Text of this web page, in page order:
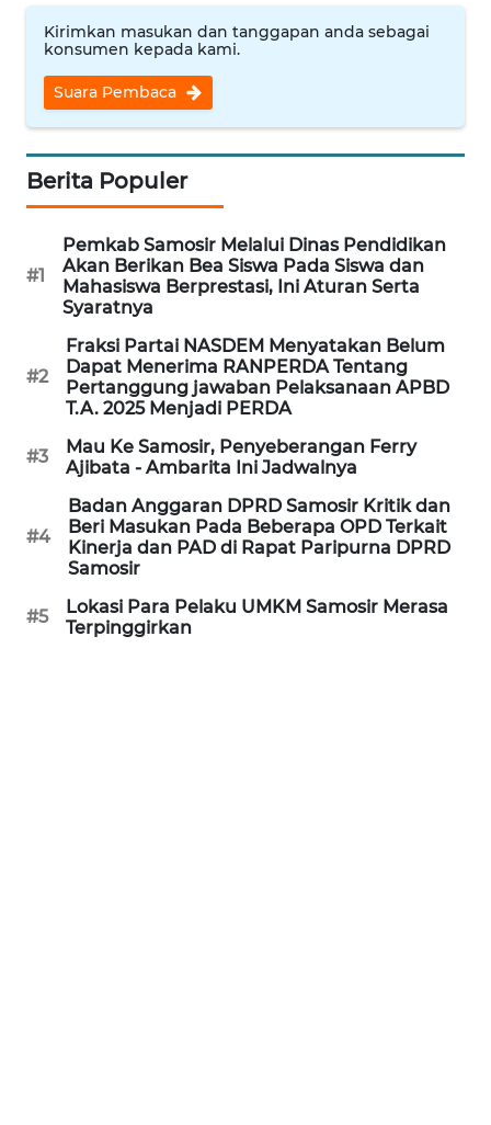
Kirimkan masukan dan tanggapan anda sebagai
konsumen kepada kami.
Suara Pembaca
Berita Populer
#1
Pemkab Samosir Melalui Dinas Pendidikan
Akan Berikan Bea Siswa Pada Siswa dan
Mahasiswa Berprestasi, Ini Aturan Serta
Syaratnya
#2
Fraksi Partai NASDEM Menyatakan Belum
Dapat Menerima RANPERDA Tentang
Pertanggung jawaban Pelaksanaan APBD
T.A. 2025 Menjadi PERDA
#3
Mau Ke Samosir, Penyeberangan Ferry
Ajibata - Ambarita Ini Jadwalnya
#4
Badan Anggaran DPRD Samosir Kritik dan
Beri Masukan Pada Beberapa OPD Terkait
Kinerja dan PAD di Rapat Paripurna DPRD
Samosir
#5
Lokasi Para Pelaku UMKM Samosir Merasa
Terpinggirkan
WN
MAJALENGKA
WN
SUBANG
WN
SUKABUMI
WN
PURWAKARTA
WN
TIMUR
WN
SEMARANG
SOLO